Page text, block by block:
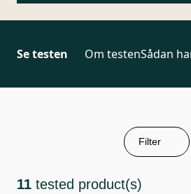
Se testen Om testenSådan
Filter
11 tested product(s)